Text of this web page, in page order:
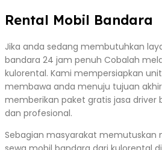
Rental Mobil Bandara
Jika anda sedang membutuhkan
bandara 24 jam penuh Cobalah
kulorental. Kami mempersiapkan
membawa anda menuju tujuan
memberikan paket gratis jasa driver
dan profesional.
Sebagian masyarakat memutuskan